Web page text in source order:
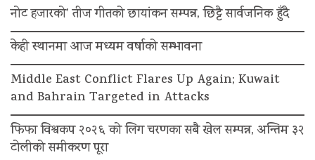
नोट हजारको’ तीज गीतको छायांकन सम्पन्न, छिट्टै सार्वजनिक हुँदै
केही स्थानमा आज मध्यम वर्षाको सम्भावना
Middle East Conflict Flares Up Again; Kuwait
and Bahrain Targeted in Attacks
फिफा विश्वकप २०२६ को लिग चरणका सबै खेल सम्पन्न, अन्तिम ३२
टोलीको समीकरण पूरा